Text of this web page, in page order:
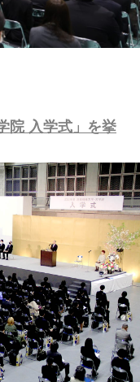
院 入学式」を挙